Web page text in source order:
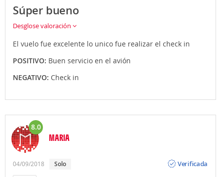
Súper bueno
Desglose valoración
El vuelo fue excelente lo unico fue realizar el check in
POSITIVO: Buen servicio en el avión
NEGATIVO: Check in
8.0
MARIA
04/09/2018 Solo
Verificada